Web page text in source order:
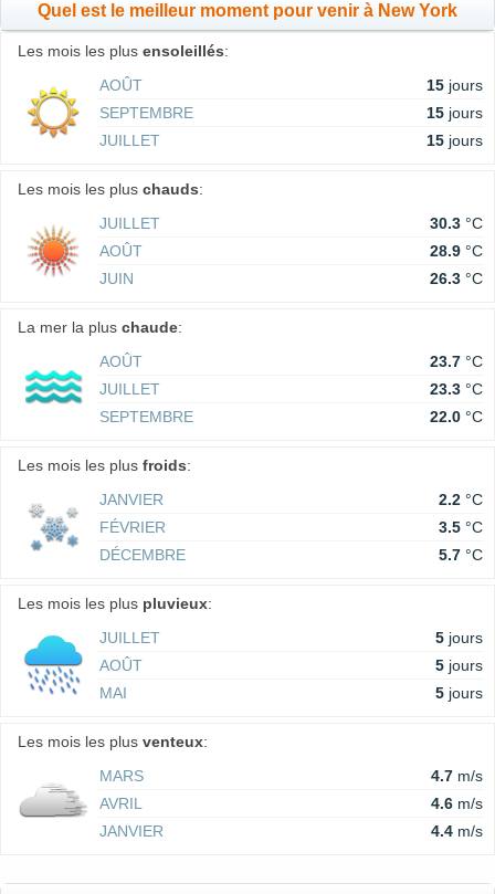
Quel est le meilleur moment pour venir à New York
Les mois les plus ensoleillés:
AOÛT
15 jours
SEPTEMBRE
15 jours
JUILLET
15 jours
Les mois les plus chauds:
JUILLET
30.3 °C
AOÛT
28.9 °C
JUIN
26.3 °C
La mer la plus chaude:
AOÛT
23.7 °C
JUILLET
23.3 °C
SEPTEMBRE
22.0 °C
Les mois les plus froids:
JANVIER
2.2 °C
FÉVRIER
3.5 °C
DÉCEMBRE
5.7 °C
Les mois les plus pluvieux:
JUILLET
5 jours
AOÛT
5 jours
MAI
5 jours
Les mois les plus venteux:
MARS
4.7 m/s
AVRIL
4.6 m/s
JANVIER
4.4 m/s